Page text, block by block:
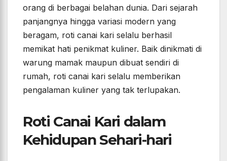
orang di berbagai belahan dunia. Dari sejarah
panjangnya hingga variasi modern yang
beragam, roti canai kari selalu berhasil
memikat hati penikmat kuliner. Baik dinikmati di
warung mamak maupun dibuat sendiri di
rumah, roti canai kari selalu memberikan
pengalaman kuliner yang tak terlupakan.
Roti Canai Kari dalam
Kehidupan Sehari-hari